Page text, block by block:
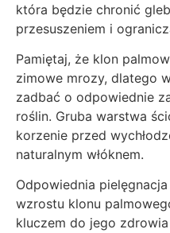
która będzie chronić
przesuszeniem i
Pamiętaj, że klon
zimowe mrozy, dlatego
zadbać o odpowiednie
roślin. Gruba warstwa
korzenie przed
naturalnym włóknem.
Odpowiednia
wzrostu klonu
kluczem do jego